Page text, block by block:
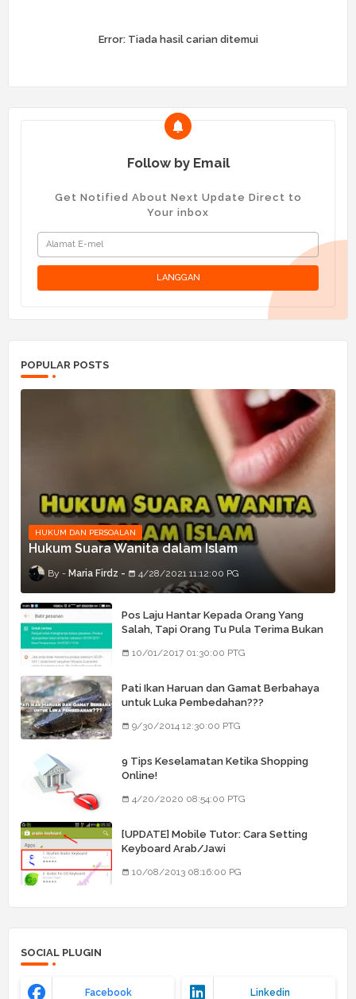
Error:Tiada hasil carian ditemui
Follow by Email
Get Notified About Next Update Direct to
Your inbox
POPULAR POSTS
HUKUM DAN PERSOALAN
Hukum Suara Wanita dalam Islam
Maria Firdz 4/28/2021 11:12:00 PG
Pos Laju Hantar Kepada Orang Yang
Salah, Tapi Orang Tu Pula Terima Bukan
10/01/2017 01:30:00 PTG
Pati Ikan Haruan dan Gamat Berbahaya
untuk Luka Pembedahan???
9/30/2014 12:30:00 PTG
9 Tips Keselamatan Ketika Shopping
Online!
4/20/2020 08:54:00 PTG
[UPDATE] Mobile Tutor: Cara Setting
Keyboard Arab/Jawi
10/08/2013 08:16:00 PG
SOCIAL PLUGIN
Facebook Linkedin